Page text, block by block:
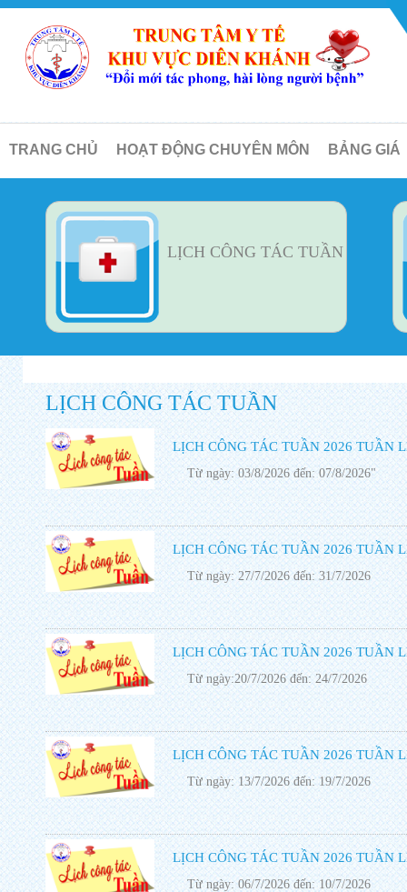
TRANG CHỦ HOẠT ĐỘNG CHUYÊN MÔN BẢNG GIÁ
LỊCH CÔNG TÁC TUẦN
LỊCH CÔNG TÁC TUẦN
LỊCH CÔNG TÁC TUẦN 2026 TUẦN
Từ ngày: 03/8/2026 đến: 07/8/2026"
LỊCH CÔNG TÁC TUẦN 2026 TUẦN
Từ ngày: 27/7/2026 đến: 31/7/2026
LỊCH CÔNG TÁC TUẦN 2026 TUẦN
Từ ngày:20/7/2026 đến: 24/7/2026
LỊCH CÔNG TÁC TUẦN 2026 TUẦN
Từ ngày: 13/7/2026 đến: 19/7/2026
LỊCH CÔNG TÁC TUẦN 2026 TUẦN
Từ ngày: 06/7/2026 đến: 10/7/2026